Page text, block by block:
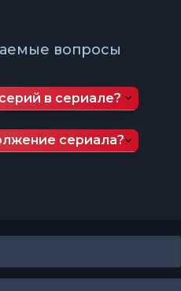
вопросы
в сериале?
сериала?